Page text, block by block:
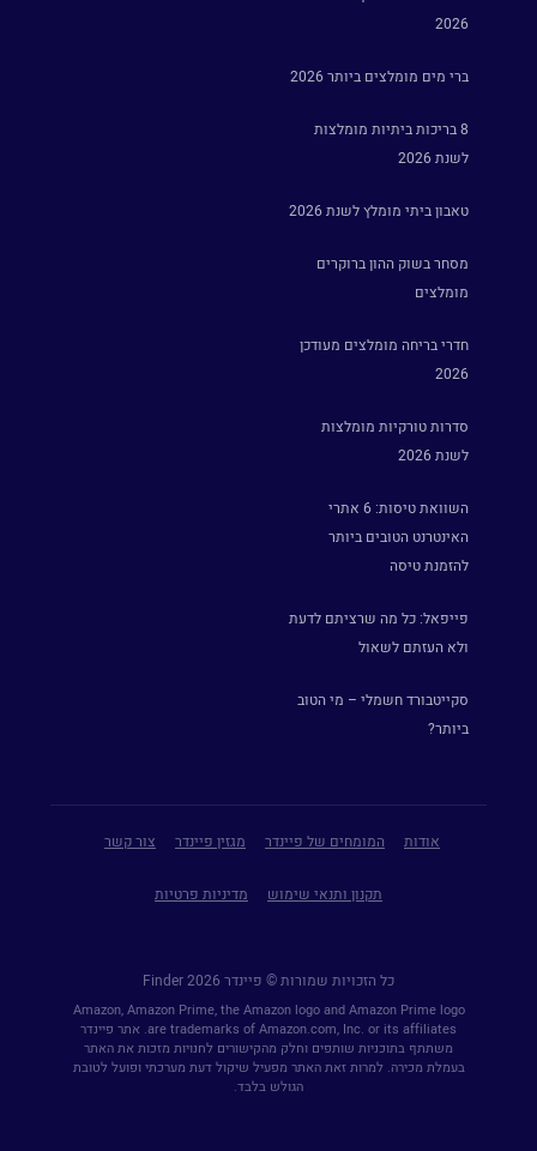
2026
ברי מים מומלצים ביותר 2026
8 בריכות ביתיות מומלצות
לשנת 2026
טאבון ביתי מומלץ לשנת 2026
מסחר בשוק ההון ברוקרים
מומלצים
חדרי בריחה מומלצים מעודכן
2026
סדרות טורקיות מומלצות
לשנת 2026
השוואת טיסות: 6 אתרי
האינטרנט הטובים ביותר
להזמנת טיסה
פייפאל: כל מה שרציתם לדעת
ולא העזתם לשאול
סקייטבורד חשמלי – מי הטוב
ביותר?
אודות המומחים של פיינדר מגזין פיינדר צור קשר
תקנון ותנאי שימוש מדיניות פרטיות
כל הזכויות שמורות © פיינדר Finder 2026
Amazon, Amazon Prime, the Amazon logo and Amazon Prime logo
are trademarks of Amazon.com, Inc. or its affiliates. אתר פיינדר
משתתף בתוכניות שותפים וחלק מהקישורים לחנויות מזכות את האתר
בעמלת מכירה. למרות זאת האתר מפעיל שיקול דעת מערכתי ופועל לטובת
הגולש בלבד.